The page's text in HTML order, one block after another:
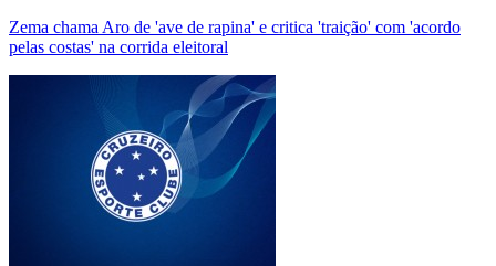
Zema chama Aro de 'ave de rapina' e critica 'traição' com 'acordo
pelas costas' na corrida eleitoral